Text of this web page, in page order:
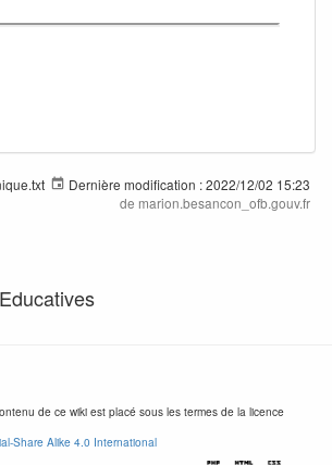
Dernière modification :2022/12/02 15:23
de marion.besancon_ofb.gouv.fr
de ce wiki est placé sous les termes de la licence
Share Alike 4.0 International